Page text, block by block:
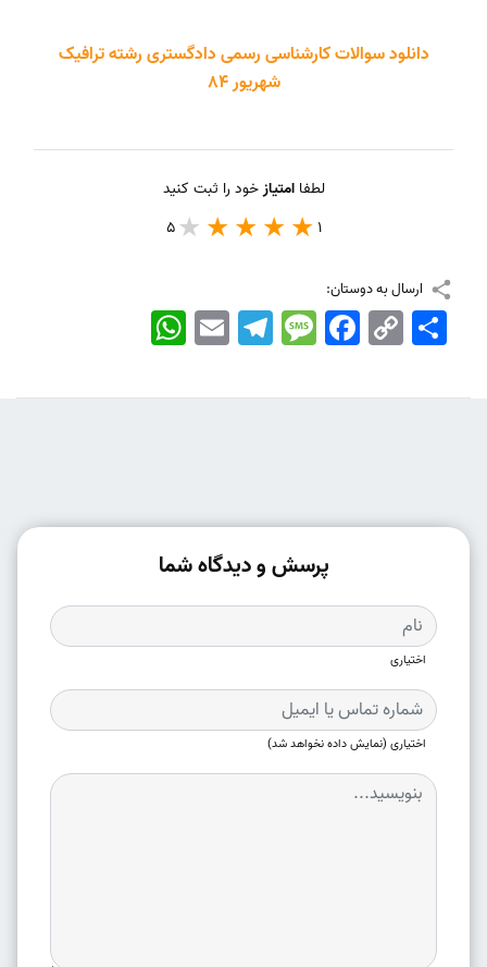
دانلود سوالات کارشناسی رسمی دادگستری رشته ترافیک
شهریور 84
لطفاامتیازخود را ثبت کنید
1
5
ارسال به دوستان:
WhatsApp EmailTelegramMessageFacebook Copy
Link
اشتراک
پرسش و دیدگاه شما
اختیاری
اختیاری (نمایش داده نخواهد شد)